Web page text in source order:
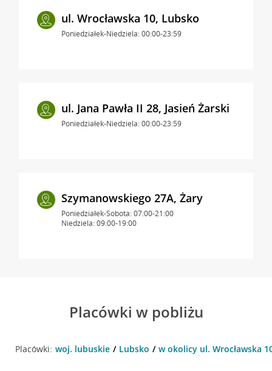
ul. Wrocławska 10, Lubsko
Poniedziałek-Niedziela: 00:00-23:59
ul. Jana Pawła II 28, Jasień Żarski
Poniedziałek-Niedziela: 00:00-23:59
Szymanowskiego 27A, Żary
Poniedziałek-Sobota: 07:00-21:00
Niedziela: 09:00-19:00
Placówki w pobliżu
Placówki: woj. lubuskie Lubsko w okolicy ul. Wrocławska